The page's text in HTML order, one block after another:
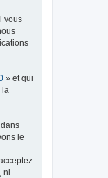
vous
» et qui
la
le
ni